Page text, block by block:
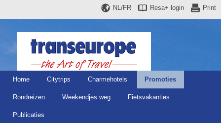
Print
Resa+ login
NL/FR
Home Citytrips Charmehotels Promoties
Rondreizen Weekendjes weg Fietsvakanties
Publicaties